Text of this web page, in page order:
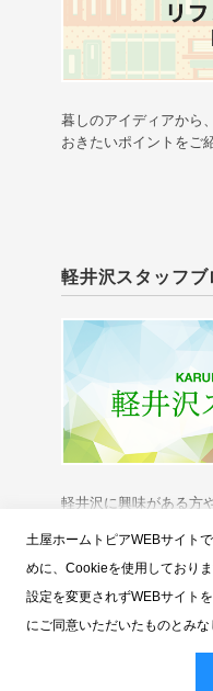
暮しのアイディアから
おきたいポイントをご
軽井沢スタッフブ
軽井沢に興味がある方
スタッフブログTOP
土屋ホームトピアWEBサイト
めに、Cookieを使用しており
設定を変更されずWEBサイト
にご同意いただいたものとみな